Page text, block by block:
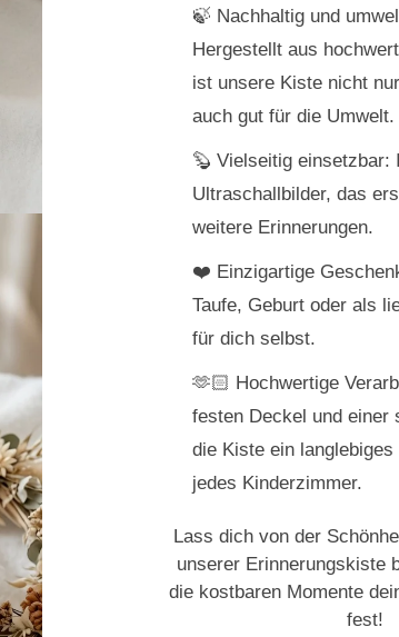
🍃 Nachhaltig und
Hergestellt aus
ist unsere Kiste nicht
auch gut für die Umwelt.
🦫 Vielseitig einsetzbar:
Ultraschallbilder, das
weitere Erinnerungen.
❤️ Einzigartige
Taufe, Geburt oder als
für dich selbst.
🫶🏻 Hochwertige
festen Deckel und einer
die Kiste ein
jedes Kinderzimmer.
Lass dich von der
unserer Erinnerungskiste
die kostbaren Momente
fest!